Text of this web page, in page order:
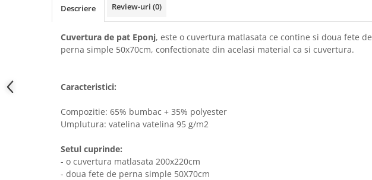
Descriere Review-uri (0)
Cuvertura de pat Eponj, este o cuvertura matlasata ce contine si doua fete de
perna simple 50x70cm, confectionate din acelasi material ca si cuvertura.
Caracteristici:
Compozitie: 65% bumbac + 35% polyester
Umplutura: vatelina vatelina 95 g/m2
Setul cuprinde:
- o cuvertura matlasata 200x220cm
- doua fete de perna simple 50X70cm